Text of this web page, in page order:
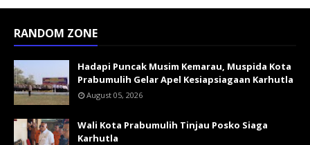
RANDOM ZONE
Hadapi Puncak Musim Kemarau, Muspida Kota
Prabumulih Gelar Apel Kesiapsiagaan Karhutla
August 05, 2026
Wali Kota Prabumulih Tinjau Posko Siaga
Karhutla